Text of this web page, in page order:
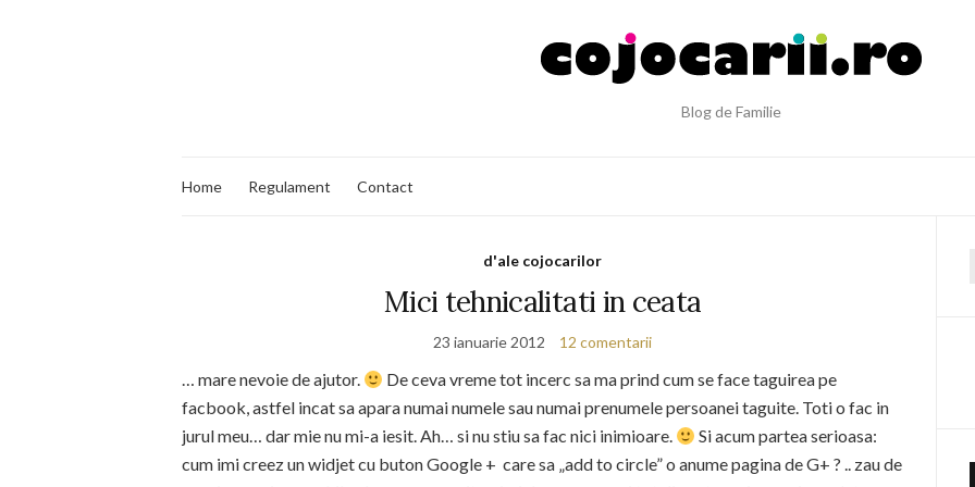
Blog de Familie
Home Regulament Contact
d'ale cojocarilor
Mici tehnicalitati in ceata
23 ianuarie 2012 12 comentarii
… mare nevoie de ajutor.
De ceva vreme tot incerc sa ma prind cum se face taguirea pe
facbook, astfel incat sa apara numai numele sau numai prenumele persoanei taguite. Toti o fac in
jurul meu… dar mie nu mi-a iesit. Ah… si nu stiu sa fac nici inimioare.
Si acum partea serioasa:
cum imi creez un widjet cu buton Google + care sa „add to circle” o anume pagina de G+ ? .. zau de